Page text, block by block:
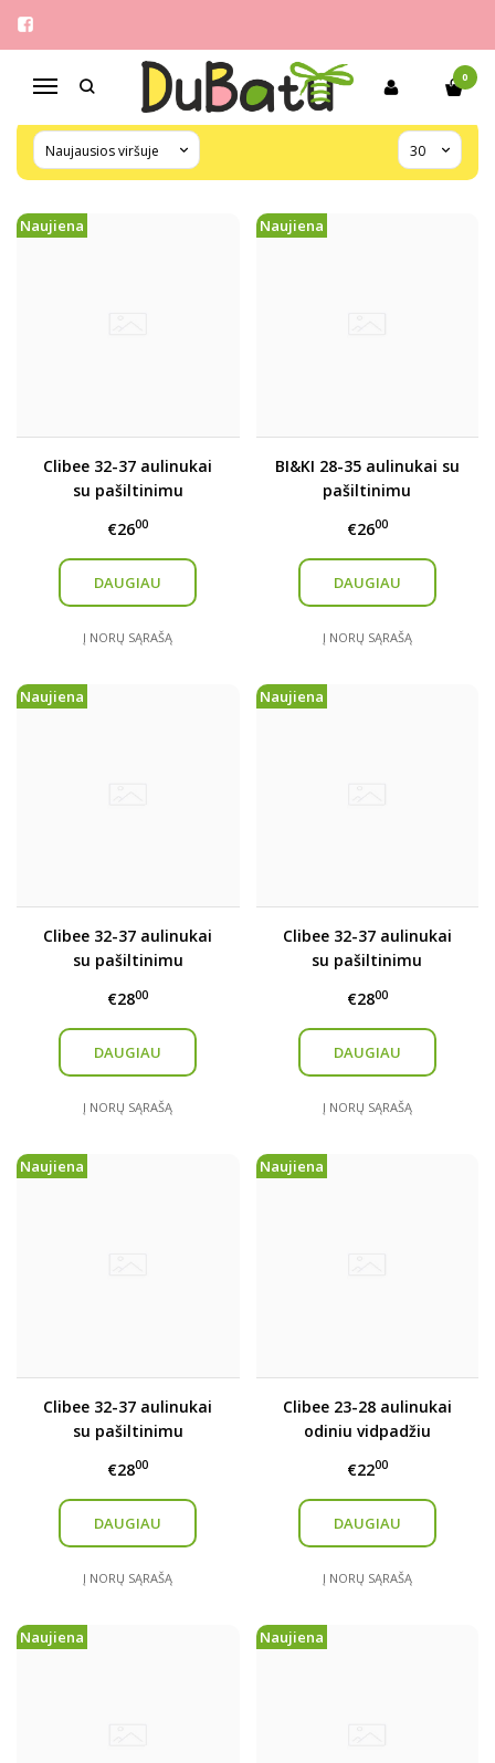
Navigacija
0
BERNIUKAMS
Pagrindinis Berniukams
Naujiena
Clibee 32-37 aulinukai
su pašiltinimu
€2600
DAUGIAU
Į NORŲ SĄRAŠĄ
Naujiena
BI&KI 28-35 aulinukai su
pašiltinimu
€2600
DAUGIAU
Į NORŲ SĄRAŠĄ
Naujiena
Clibee 32-37 aulinukai
su pašiltinimu
€2800
DAUGIAU
Į NORŲ SĄRAŠĄ
Naujiena
Clibee 32-37 aulinukai
su pašiltinimu
€2800
DAUGIAU
Į NORŲ SĄRAŠĄ
Naujiena
Clibee 32-37 aulinukai
su pašiltinimu
€2800
DAUGIAU
Į NORŲ SĄRAŠĄ
Naujiena
Clibee 23-28 aulinukai
odiniu vidpadžiu
€2200
DAUGIAU
Į NORŲ SĄRAŠĄ
Naujiena Naujiena